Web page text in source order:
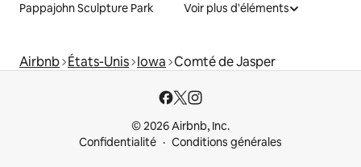
Pappajohn Sculpture Park Voir plus d'éléments
Airbnb États-Unis Iowa Comté de Jasper
© 2026 Airbnb, Inc.
Confidentialité
Conditions générales